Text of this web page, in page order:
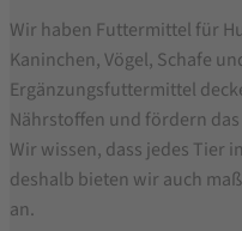
Wir haben Futtermittel für
Kaninchen, Vögel, Schafe
Ergänzungsfuttermittel
Nährstoffen und fördern
Wir wissen, dass jedes Tier
deshalb bieten wir auch
an.